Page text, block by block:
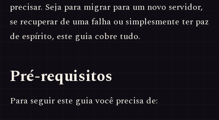
precisar. Seja para migrar para um novo servidor,
se recuperar de uma falha ou simplesmente ter paz
de espírito, este guia cobre tudo.
Pré-requisitos
Para seguir este guia você precisa de: